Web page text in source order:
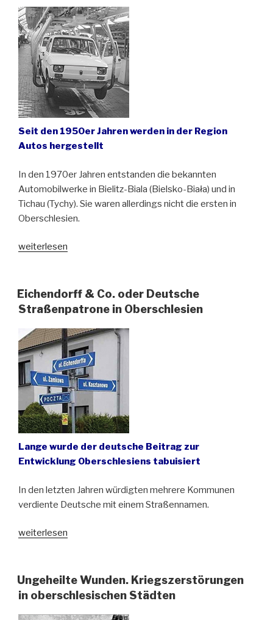
zur
Wehr“
Seit den 1950er Jahren werden in der Region
Autos hergestellt
In den 1970er Jahren entstanden die bekannten
Automobilwerke in Bielitz-Biala (Bielsko-Biała) und in
Tichau (Tychy). Sie waren allerdings nicht die ersten in
Oberschlesien.
„Oberschlesien
Rädern“
weiterlesen
Eichendorff & Co. oder Deutsche
Straßenpatrone in Oberschlesien
Lange wurde der deutsche Beitrag zur
Entwicklung Oberschlesiens tabuisiert
In den letzten Jahren würdigten mehrere Kommunen
verdiente Deutsche mit einem Straßennamen.
„Eichendorff
oder
Deutsche
weiterlesen
Ungeheilte Wunden. Kriegszerstörungen
in oberschlesischen Städten